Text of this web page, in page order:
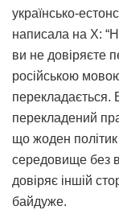
українсько-
написала на X:
ви не довіряєте
російською
перекладений
що жоден
середовище без
довіряє іншій
байдуже.